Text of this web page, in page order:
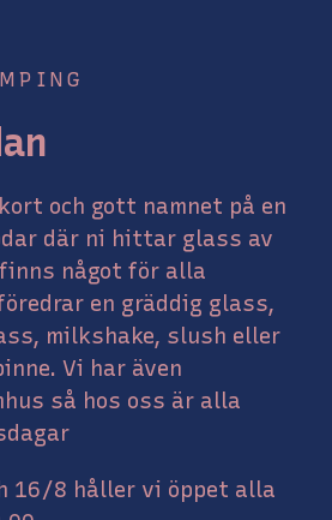
och gott namnet på en
där ni hittar glass av
något för alla
en gräddig glass,
milkshake, slush eller
Vi har även
så hos oss är alla
16/8 håller vi öppet alla